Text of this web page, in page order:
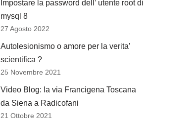
Impostare la password dell’ utente root di
mysql 8
27 Agosto 2022
Autolesionismo o amore per la verita’
scientifica ?
25 Novembre 2021
Video Blog: la via Francigena Toscana
da Siena a Radicofani
21 Ottobre 2021